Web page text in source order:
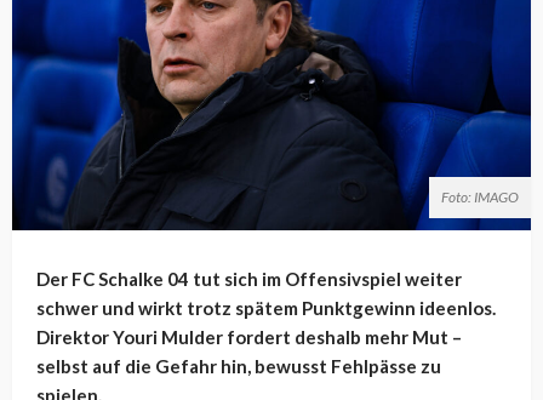
Foto: IMAGO
Der FC Schalke 04 tut sich im Offensivspiel weiter
schwer und wirkt trotz spätem Punktgewinn ideenlos.
Direktor Youri Mulder fordert deshalb mehr Mut –
selbst auf die Gefahr hin, bewusst Fehlpässe zu
spielen.